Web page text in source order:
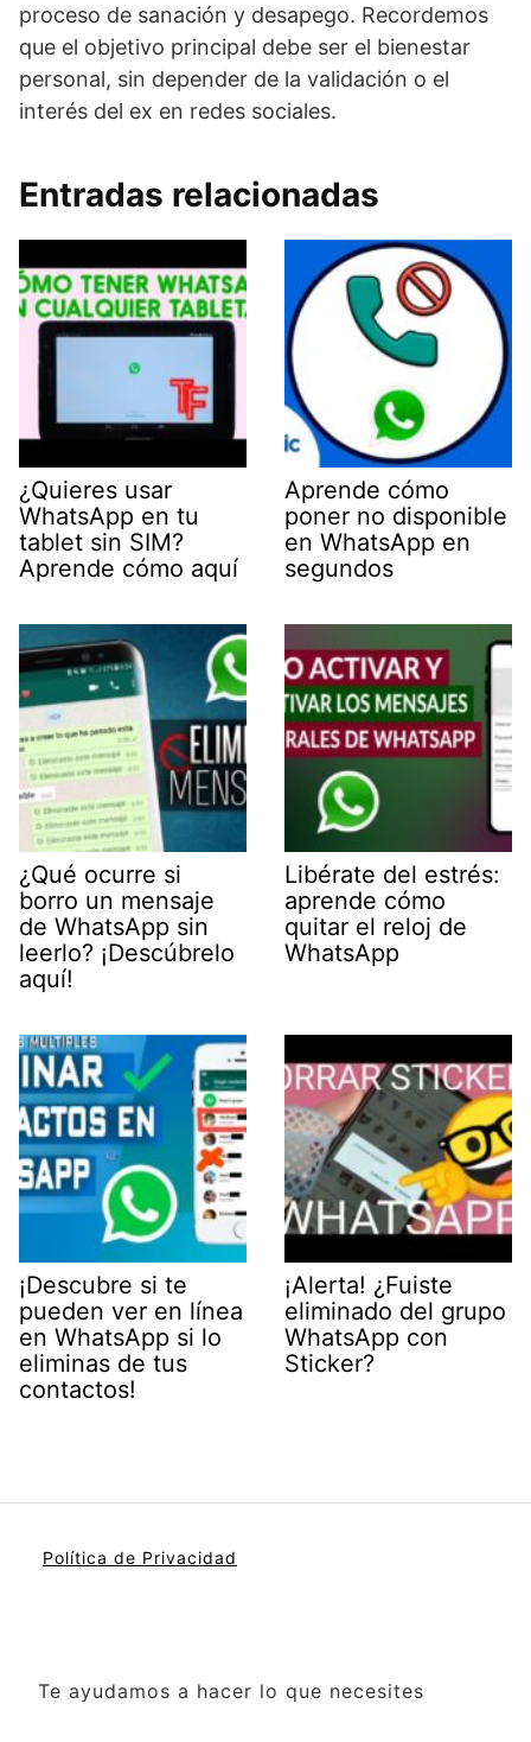
proceso de sanación y desapego. Recordemos
que el objetivo principal debe ser el bienestar
personal, sin depender de la validación o el
interés del ex en redes sociales.
Entradas relacionadas
¿Quieres usar
WhatsApp en tu
tablet sin SIM?
Aprende cómo aquí
Aprende cómo
poner no disponible
en WhatsApp en
segundos
¿Qué ocurre si
borro un mensaje
de WhatsApp sin
leerlo? ¡Descúbrelo
aquí!
Libérate del estrés:
aprende cómo
quitar el reloj de
WhatsApp
¡Descubre si te
pueden ver en línea
en WhatsApp si lo
eliminas de tus
contactos!
¡Alerta! ¿Fuiste
eliminado del grupo
WhatsApp con
Sticker?
Política de Privacidad
Te ayudamos a hacer lo que necesites